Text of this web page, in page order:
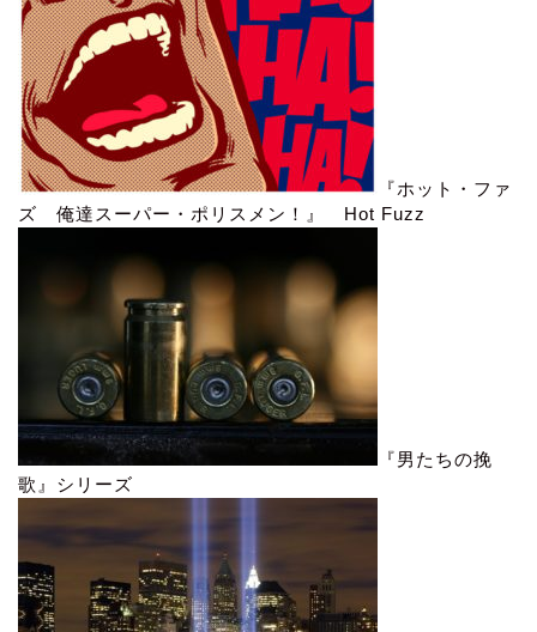
『ホット・ファ
ズ 俺達スーパー・ポリスメン！』 Hot Fuzz
『男たちの挽
歌』シリーズ